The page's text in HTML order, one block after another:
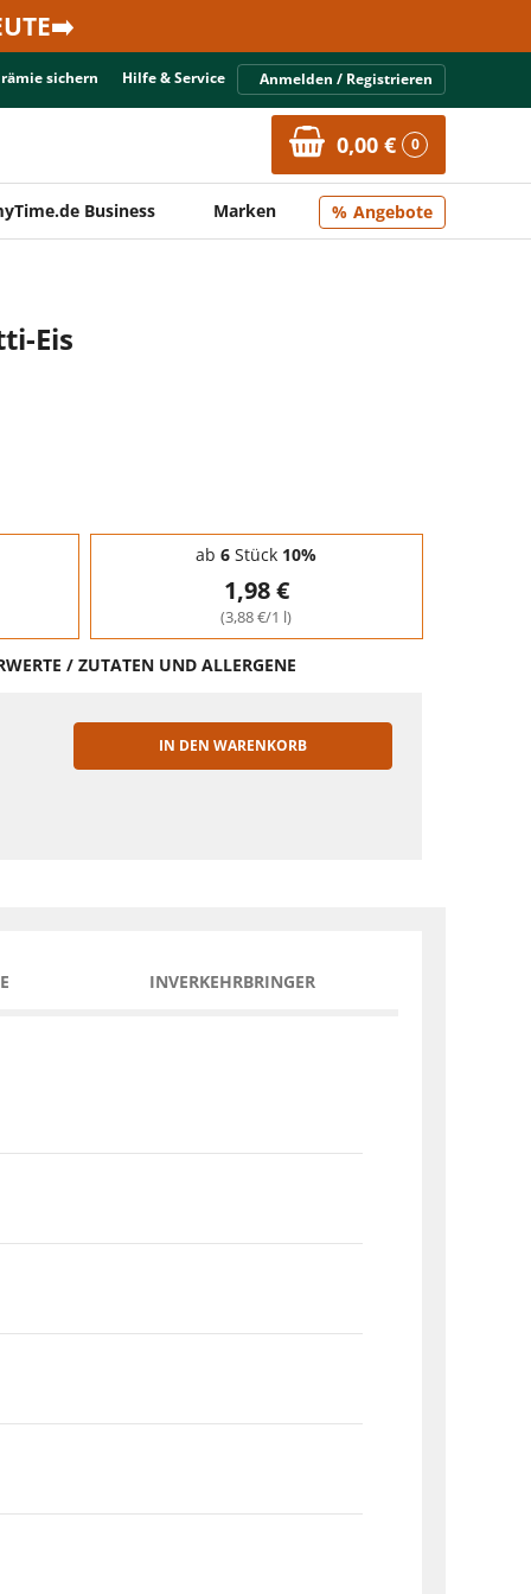
sichern Hilfe & Service Anmelden / Registrieren
0,00 € 0
Business Marken Angebote
Eis
ab 6 Stück 10%
1,98 €
(3,88 €/1 l)
/ ZUTATEN UND ALLERGENE
IN DEN WARENKORB
INVERKEHRBRINGER